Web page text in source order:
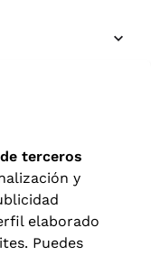
terceros
y
elaborado
Puedes